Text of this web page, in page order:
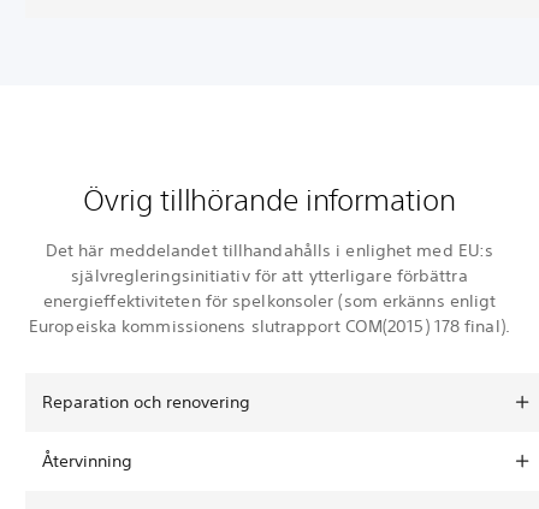
Övrig tillhörande information
Det här meddelandet tillhandahålls i enlighet med EU:s
självregleringsinitiativ för att ytterligare förbättra
energieffektiviteten för spelkonsoler (som erkänns enligt
Europeiska kommissionens slutrapport COM(2015) 178 final).
Reparation och renovering
Återvinning